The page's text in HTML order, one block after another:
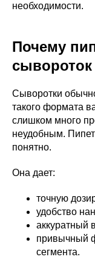
необходимости.
Почему
сывороток
Сыворотки
такого формата
слишком много
неудобным.
понятно.
Она дает:
точную
удобство
аккуратный
привычный
сегмента.